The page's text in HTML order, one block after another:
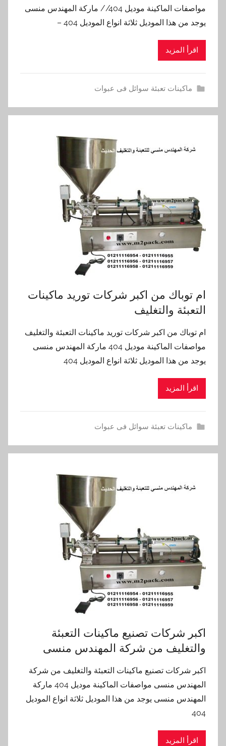
مواصفات الماكينة موديل 404// ماركة المهندس منسى
يوجد من هذا الموديل ثلاثة انواع الموديل 404 –
اقرأ المزيد
ماكينات تعبئة سوائل فى عبوات
ام توباك من اكبر شركات توريد ماكينات
التعبئة والتغليف
ام توباك من اكبر شركات توريد ماكينات التعبئة والتغليف
مواصفات الماكينة موديل 404 ماركة المهندس منسى
يوجد من هذا الموديل ثلاثة انواع الموديل 404
اقرأ المزيد
ماكينات تعبئة سوائل فى عبوات
اكبر شركات تصنيع ماكينات التعبئة
والتغليف من شركة المهندس منسى
اكبر شركات تصنيع ماكينات التعبئة والتغليف من شركة
المهندس منسى مواصفات الماكينة موديل 404 ماركة
المهندس منسى يوجد من هذا الموديل ثلاثة انواع الموديل
404
اقرأ المزيد